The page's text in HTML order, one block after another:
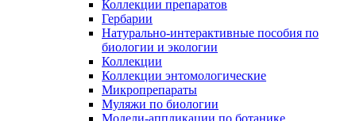
Коллекции препаратов
Гербарии
Натурально-интерактивные пособия по
биологии и экологии
Коллекции
Коллекции энтомологические
Микропрепараты
Муляжи по биологии